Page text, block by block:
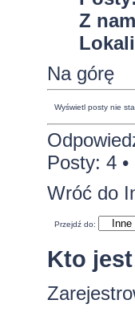
Z
Na górę
Wyświetl posty nie
Posty: 4
Wróć do
Przejdź do:
Kto